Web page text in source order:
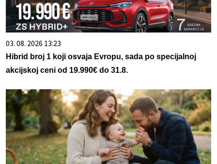
03. 08. 2026 13:23
Hibrid broj 1 koji osvaja Evropu, sada po specijalnoj
akcijskoj ceni od 19.990€ do 31.8.